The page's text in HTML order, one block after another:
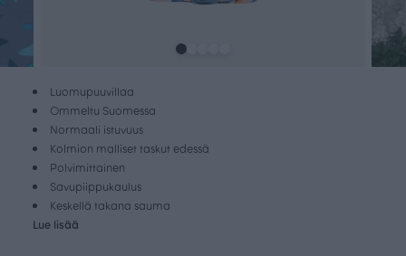
Luomupuuvillaa
Ommeltu Suomessa
Normaali istuvuus
Kolmion malliset taskut edessä
Polvimittainen
Savupiippukaulus
Keskellä takana sauma
Lue lisää